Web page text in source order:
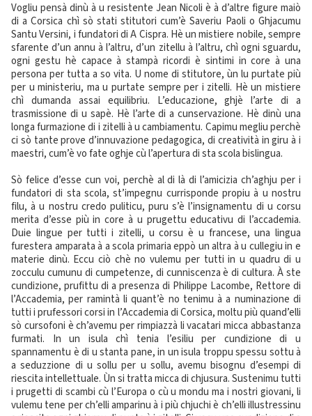
Vogliu pensà dinù à u resistente Jean Nicoli è à d’altre figure maiò
di a Corsica chì sò stati stitutori cum’è Saveriu Paoli o Ghjacumu
Santu Versini, i fundatori di A Cispra. Hè un mistiere nobile, sempre
sfarente d’un annu à l’altru, d’un zitellu à l’altru, chì ogni sguardu,
ogni gestu hè capace à stampà ricordi è sintimi in core à una
persona per tutta a so vita. U nome di stitutore, ùn lu purtate più
per u ministeriu, ma u purtate sempre per i zitelli. Hè un mistiere
chì dumanda assai equilibriu. L’educazione, ghjè l’arte di a
trasmissione di u sapè. Hè l’arte di a cunservazione. Hè dinù una
longa furmazione di i zitelli à u cambiamentu. Capimu megliu perchè
ci sò tante prove d’innuvazione pedagogica, di creatività in giru à i
maestri, cum’è vo fate oghje cù l’apertura di sta scola bislingua.
Sò felice d’esse cun voi, perchè al di là di l’amicizia ch’aghju per i
fundatori di sta scola, st’impegnu currisponde propiu à u nostru
filu, à u nostru credo puliticu, puru s’è l’insignamentu di u corsu
merita d’esse più in core à u prugettu educativu di l’accademia.
Duie lingue per tutti i zitelli, u corsu è u francese, una lingua
furestera amparata à a scola primaria eppò un altra à u cullegiu in e
materie dinù. Eccu ciò chè no vulemu per tutti in u quadru di u
zocculu cumunu di cumpetenze, di cunniscenza è di cultura. À ste
cundizione, prufittu di a presenza di Philippe Lacombe, Rettore di
l’Accademia, per ramintà li quant’è no tenimu à a numinazione di
tutti i prufessori corsi in l’Accademia di Corsica, moltu più quand’elli
sò cursofoni è ch’avemu per rimpiazzà li vacatari micca abbastanza
furmati. In un isula chì tenia l’esiliu per cundizione di u
spannamentu è di u stanta pane, in un isula troppu spessu sottu à
a seduzzione di u sollu per u sollu, avemu bisognu d’esempi di
riescita intellettuale. Ùn si tratta micca di chjusura. Sustenimu tutti
i prugetti di scambi cù l’Europa o cù u mondu ma i nostri giovani, li
vulemu tene per ch’elli amparinu à i più chjuchi è ch’elli illustressinu